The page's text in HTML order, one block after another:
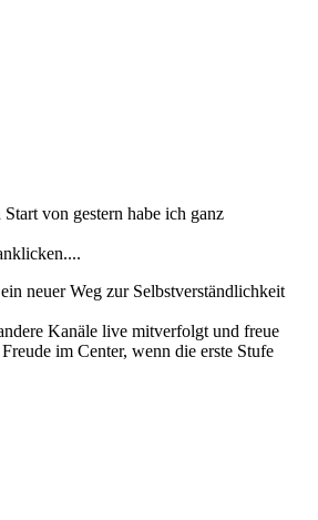
von gestern habe ich ganz
neuer Weg zur Selbstverständlichkeit
Kanäle live mitverfolgt und freue
im Center, wenn die erste Stufe